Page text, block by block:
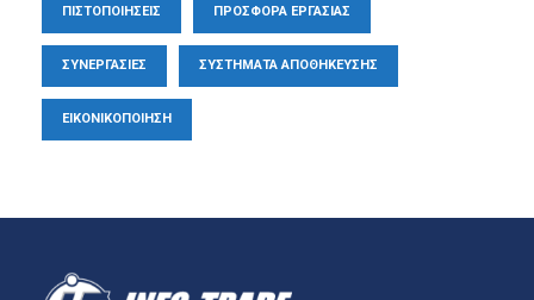
ΠΙΣΤΟΠΟΙΉΣΕΙΣ ΠΡΟΣΦΟΡΆ ΕΡΓΑΣΊΑΣ
ΣΥΝΕΡΓΑΣΊΕΣ ΣΥΣΤΉΜΑΤΑ ΑΠΟΘΉΚΕΥΣΗΣ
ΕΙΚΟΝΙΚΟΠΟΊΗΣΗ